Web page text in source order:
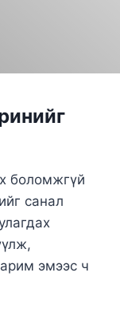
боломжгүй
санал
эмээс ч